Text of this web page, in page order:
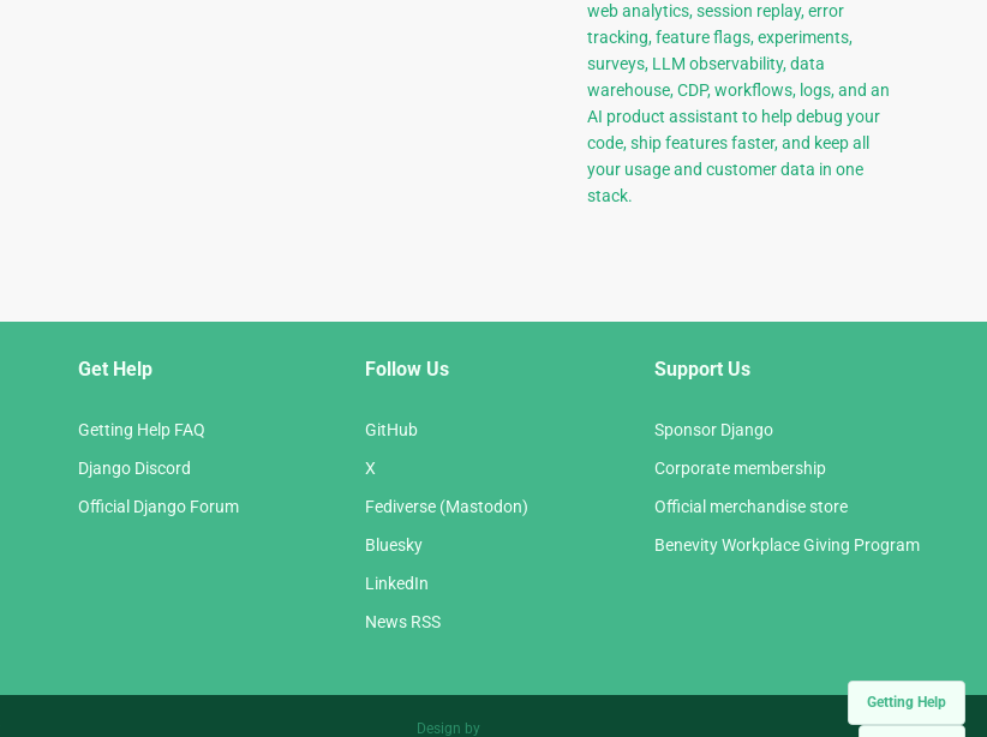
Getting Help
web analytics, session replay, error
tracking, feature flags, experiments,
surveys, LLM observability, data
warehouse, CDP, workflows, logs, and an
AI product assistant to help debug your
code, ship features faster, and keep all
your usage and customer data in one
stack.
Get Help
Getting Help FAQ
Django Discord
Official Django Forum
Follow Us
GitHub
X
Fediverse (Mastodon)
Bluesky
LinkedIn
News RSS
Support Us
Sponsor Django
Corporate membership
Official merchandise store
Benevity Workplace Giving Program
Design by